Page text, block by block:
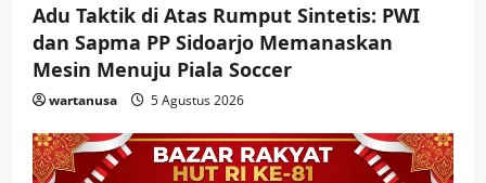
Adu Taktik di Atas Rumput Sintetis: PWI
dan Sapma PP Sidoarjo Memanaskan
Mesin Menuju Piala Soccer
wartanusa 5 Agustus 2026